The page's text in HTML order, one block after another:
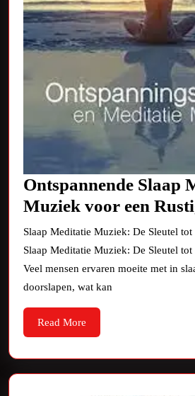
Ontspannende Slaap
Muziek voor een
Slaap Meditatie Muziek: De Sleutel
Slaap Meditatie Muziek: De Sleutel
Veel mensen ervaren moeite met in
doorslapen, wat kan
Read More
More